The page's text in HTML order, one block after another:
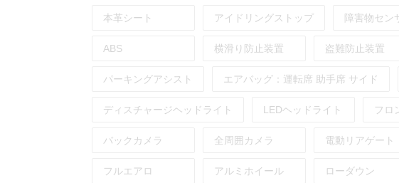
本革シート アイドリングストップ 障害物セン
ABS 横滑り防止装置 盗難防止装置
パーキングアシスト エアバッグ： 運転席 助手席 サイド
ディスチャージヘッドライト LEDヘッドライト フロ
バックカメラ 全周囲カメラ 電動リアゲート
フルエアロ アルミホイール ローダウン